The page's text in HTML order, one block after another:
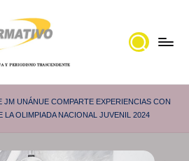
JM UNÁNUE COMPARTE EXPERIENCIAS CON
LA OLIMPIADA NACIONAL JUVENIL 2024